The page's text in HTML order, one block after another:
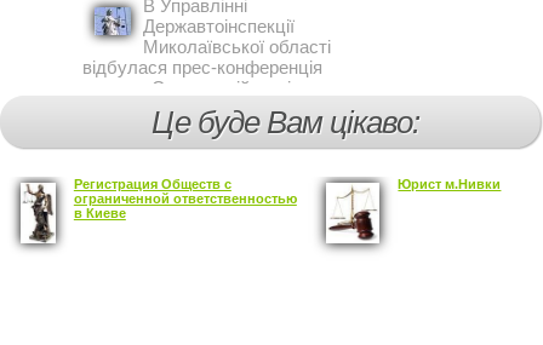
Кривий Ріг провели ...
В Управлінні
Державтоінспекції
Миколаївської області
відбулася прес-конференція
на тему Стан аварійності за
участю, з вини дітей і
пішоходів.Це буде Вам цікаво:
Регистрация Обществ с
ограниченной ответственностью
в Киеве
Юрист м.Нивки